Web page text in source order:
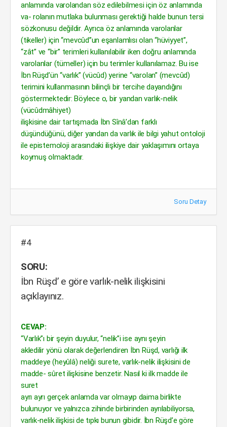
anlamında varolandan söz edilebilmesi için öz anlamında
va- rolanın mutlaka bulunması gerektiği halde bunun tersi
sözkonusu değildir. Ayrıca öz anlamında varolanlar
(tikeller) için “mevcûd”un eşanlamlısı olan “hüviyyet”,
“zât” ve “bir” terimleri kullanılabilir iken doğru anlamında
varolanlar (tümeller) için bu terimler kullanılamaz. Bu ise
İbn Rüşd’ün “varlık” (vücûd) yerine “varolan” (mevcûd)
terimini kullanmasının bilinçli bir tercihe dayandığını
göstermektedir: Böylece o, bir yandan varlık-nelik
(vücûdmâhiyet)
ilişkisine dair tartışmada İbn Sînâ’dan farklı
düşündüğünü, diğer yandan da varlık ile bilgi yahut ontoloji
ile epistemoloji arasındaki ilişkiye dair yaklaşımını ortaya
koymuş olmaktadır.
Soru Detay
#4
SORU:
İbn Rüşd’ e göre varlık-nelik ilişkisini
açıklayınız.
CEVAP:
“Varlık”ı bir şeyin duyulur, “nelik”i ise aynı şeyin
akledilir yönü olarak değerlendiren İbn Rüşd, varlığı ilk
maddeye (heyûlâ) neliği surete, varlık-nelik ilişkisini de
madde- sûret ilişkisine benzetir. Nasıl ki ilk madde ile
suret
ayrı ayrı gerçek anlamda var olmayıp daima birlikte
bulunuyor ve yalnızca zihinde birbirinden ayrılabiliyorsa,
varlık-nelik ilişkisi de tıpkı bunun gibidir. İbn Rüşd’e göre